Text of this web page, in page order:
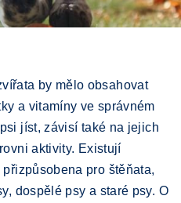
by mělo obsahovat
a vitamíny ve správném
jíst, závisí také na jejich
aktivity. Existují
pro štěňata,
dospělé psy a staré psy. O